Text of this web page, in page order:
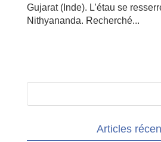
Gujarat (Inde). L’étau se
Nithyananda. Recherché...
Articles